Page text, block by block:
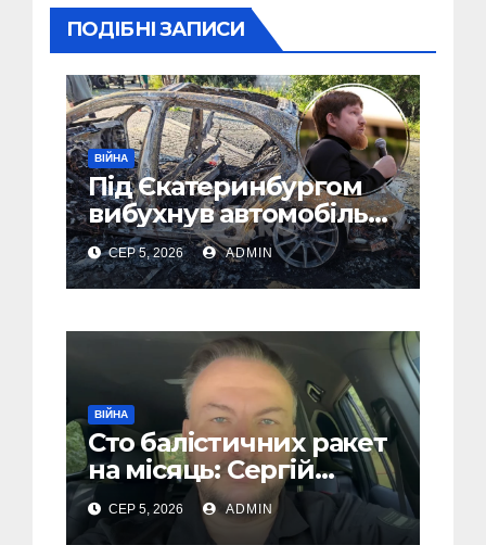
ПОДІБНІ ЗАПИСИ
ВІЙНА
Під Єкатеринбургом
вибухнув автомобіль
голови компанії-
виробника дронів
“Упир” – перші
СЕР 5, 2026 ADMIN
ВІЙНА
Сто балістичних ракет
на місяць: Сергій
“Флеш” закликав
українців готуватися
СЕР 5, 2026 ADMIN